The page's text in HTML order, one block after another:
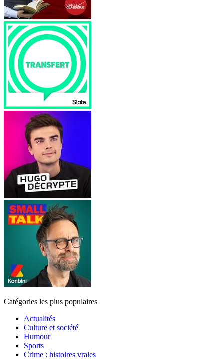
Catégories les plus populaires
Actualités
Culture et société
Humour
Sports
Crime : histoires vraies